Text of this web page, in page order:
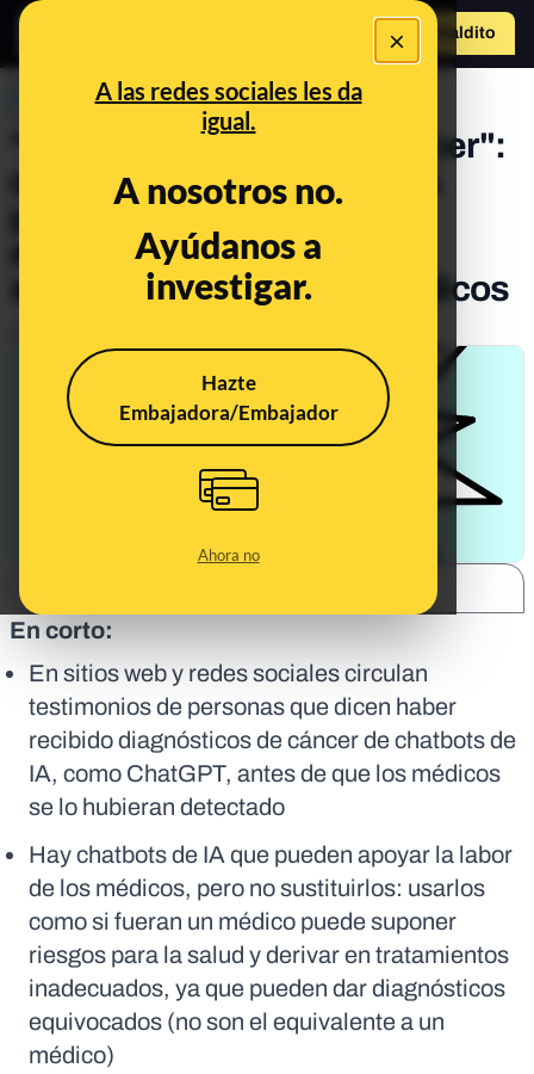
×
A las redes sociales les da
igual.
A nosotros no.
Ayúdanos a
investigar.
Hazte
Embajadora/Embajador
Ahora no
Hazte Maldito
PREBUNKING
"ChatGPT me detectó cáncer":
cuidado, los chatbots de IA
pueden dar diagnósticos
equivocados y no deben
sustituir la labor de los médicos
En corto:
En sitios web y redes sociales circulan
testimonios de personas que dicen haber
recibido diagnósticos de cáncer de chatbots de
IA, como ChatGPT, antes de que los médicos
se lo hubieran detectado
Hay chatbots de IA que pueden apoyar la labor
de los médicos, pero no sustituirlos: usarlos
como si fueran un médico puede suponer
riesgos para la salud y derivar en tratamientos
inadecuados, ya que pueden dar diagnósticos
equivocados (no son el equivalente a un
médico)